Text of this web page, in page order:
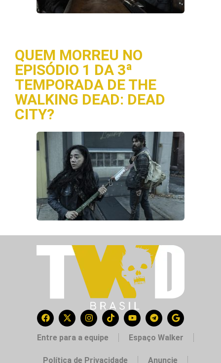
QUEM MORREU NO
EPISÓDIO 1 DA 3ª
TEMPORADA DE THE
WALKING DEAD: DEAD
CITY?
Entre para a equipe Espaço Walker
Política de Privacidade Anuncie